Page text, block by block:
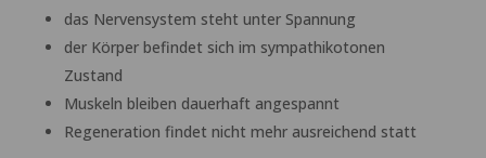
das Nervensystem steht unter Spannung
der Körper befindet sich im sympathikotonen
Zustand
Muskeln bleiben dauerhaft angespannt
Regeneration findet nicht mehr ausreichend statt